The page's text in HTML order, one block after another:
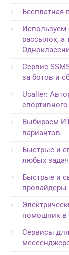
Бесплатная
Используем
рассылок, а
Сервис
за ботов и
Ucaller:
Выбираем
вариантов.
Быстрые и
любых задач
Быстрые и
провайдеры
помощник в
Сервисы для